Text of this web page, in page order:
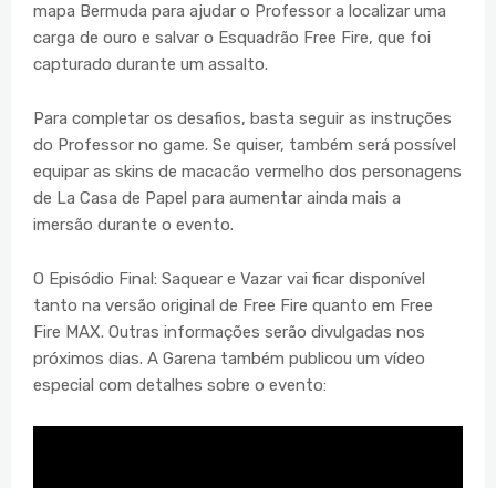
mapa Bermuda para ajudar o Professor a localizar uma
carga de ouro e salvar o Esquadrão Free Fire, que foi
capturado durante um assalto.
Para completar os desafios, basta seguir as instruções
do Professor no game. Se quiser, também será possível
equipar as skins de macacão vermelho dos personagens
de La Casa de Papel para aumentar ainda mais a
imersão durante o evento.
O Episódio Final: Saquear e Vazar vai ficar disponível
tanto na versão original de Free Fire quanto em Free
Fire MAX. Outras informações serão divulgadas nos
próximos dias. A Garena também publicou um vídeo
especial com detalhes sobre o evento: